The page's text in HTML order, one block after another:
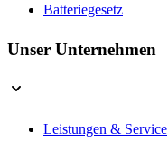
Batteriegesetz
Unser Unternehmen
Leistungen & Service